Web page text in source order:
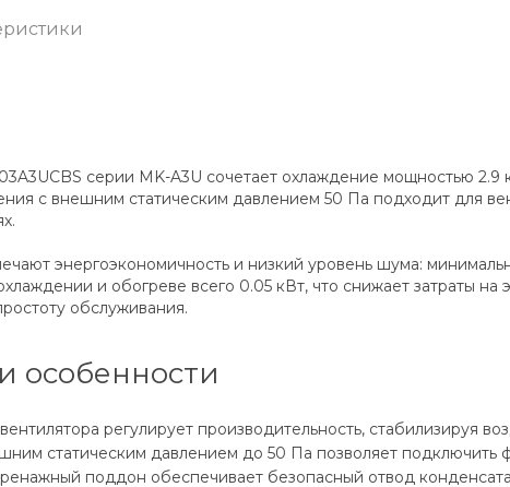
серии MK-A3U сочетает охлаждение мощностью
с внешним статическим давлением 50 Па подходит для
энергоэкономичность и низкий уровень шума:
и обогреве всего 0.05 кВт, что снижает затраты
обслуживания.
особенности
регулирует производительность, стабилизируя
статическим давлением до 50 Па позволяет
поддон обеспечивает безопасный отвод